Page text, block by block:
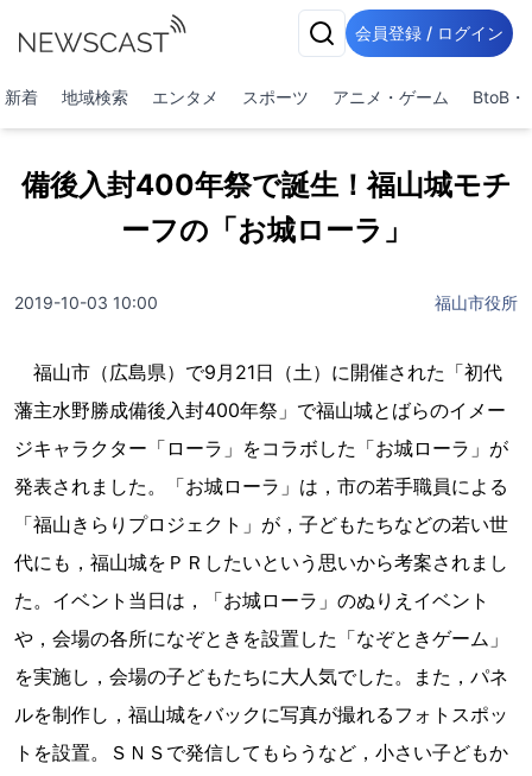
会員登録 / ログイン
新着 地域検索 エンタメ スポーツ アニメ・ゲーム BtoB・
備後入封400年祭で誕生！福山城モチ
ーフの「お城ローラ」
2019-10-03 10:00 福山市役所
福山市（広島県）で9月21日（土）に開催された「初代
藩主水野勝成備後入封400年祭」で福山城とばらのイメー
ジキャラクター「ローラ」をコラボした「お城ローラ」が
発表されました。「お城ローラ」は，市の若手職員による
「福山きらりプロジェクト」が，子どもたちなどの若い世
代にも，福山城をＰＲしたいという思いから考案されまし
た。イベント当日は，「お城ローラ」のぬりえイベント
や，会場の各所になぞときを設置した「なぞときゲーム」
を実施し，会場の子どもたちに大人気でした。また，パネ
ルを制作し，福山城をバックに写真が撮れるフォトスポッ
トを設置。ＳＮＳで発信してもらうなど，小さい子どもか